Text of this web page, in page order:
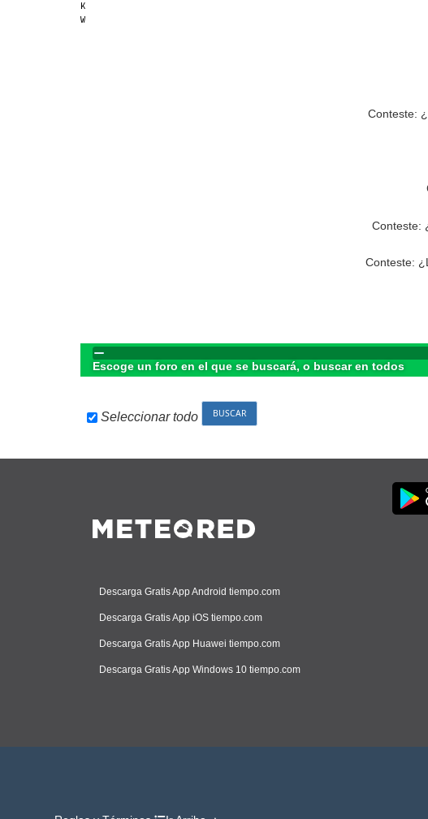
Conteste:
Conteste:
Conteste:
Escoge un foro en el que se buscará, o buscar en todos
Seleccionar todo
Descarga Gratis App Android tiempo.com
Descarga Gratis App iOS tiempo.com
Descarga Gratis App Huawei tiempo.com
Descarga Gratis App Windows 10 tiempo.com